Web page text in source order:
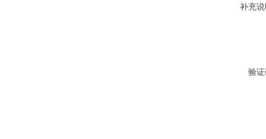
补充
验